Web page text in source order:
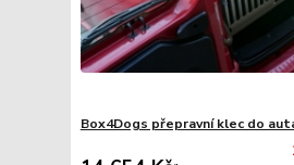
Box4Dogs přepravní klec do